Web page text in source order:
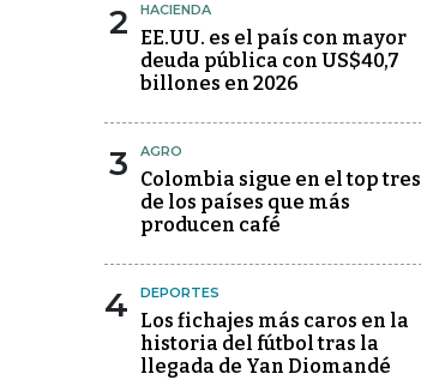
2 HACIENDA
EE.UU. es el país con mayor
deuda pública con US$40,7
billones en 2026
3 AGRO
Colombia sigue en el top tres
de los países que más
producen café
4 DEPORTES
Los fichajes más caros en la
historia del fútbol tras la
llegada de Yan Diomandé